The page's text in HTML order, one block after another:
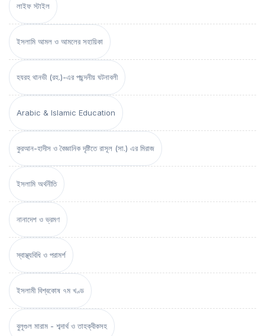
লাইফ স্টাইল
ইসলামি আমল ও আমলের সহায়িকা
হযরহ থানভী (রহ.)-এর পছন্দনীয় ঘটনাবলী
Arabic & Islamic Education
কুরআন-হাদীস ও বৈজ্ঞানিক দৃষ্টিতে রাসূল (সা.) এর মিরাজ
ইসলামি অর্থনীতি
নানাদেশ ও ভ্রমণ
স্বাস্থ্যবিধি ও পরামর্শ
ইসলামী বিশ্বকোষ ৭ম খণ্ড
বুলূগুল মারাম - শব্দার্থ ও তাহক্বীকসহ